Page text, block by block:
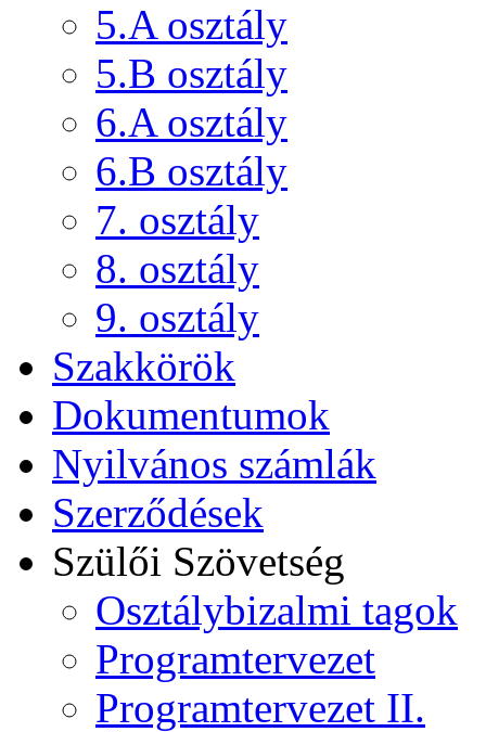
5.A osztály
5.B osztály
6.A osztály
6.B osztály
7. osztály
8. osztály
9. osztály
Szakkörök
Dokumentumok
Nyilvános számlák
Szerződések
Szülői Szövetség
Osztálybizalmi tagok
Programtervezet
Programtervezet II.